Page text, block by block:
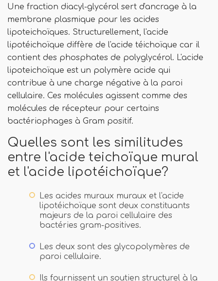
Une fraction diacyl-glycérol sert d'ancrage à la
membrane plasmique pour les acides
lipoteichoïques. Structurellement, l'acide
lipotéichoïque diffère de l'acide téichoïque car il
contient des phosphates de polyglycérol. L'acide
lipoteichoïque est un polymère acide qui
contribue à une charge négative à la paroi
cellulaire. Ces molécules agissent comme des
molécules de récepteur pour certains
bactériophages à Gram positif.
Quelles sont les similitudes
entre l'acide teichoïque mural
et l'acide lipotéichoïque?
Les acides muraux muraux et l'acide
lipotéichoïque sont deux constituants
majeurs de la paroi cellulaire des
bactéries gram-positives.
Les deux sont des glycopolymères de
paroi cellulaire.
Ils fournissent un soutien structurel à la